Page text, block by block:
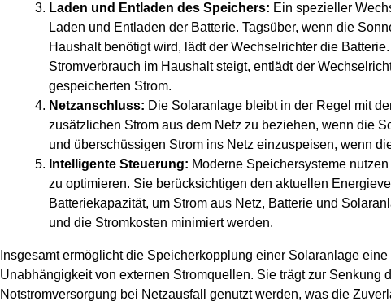
Laden und Entladen des Speichers: Ein spezieller
Laden und Entladen der Batterie. Tagsüber, wenn die
Haushalt benötigt wird, lädt der Wechselrichter die
Stromverbrauch im Haushalt steigt, entlädt der
gespeicherten Strom.
Netzanschluss: Die Solaranlage bleibt in der Regel mit
zusätzlichen Strom aus dem Netz zu beziehen, wenn die
und überschüssigen Strom ins Netz einzuspeisen, wenn
Intelligente Steuerung: Moderne Speichersysteme
zu optimieren. Sie berücksichtigen den aktuellen
Batteriekapazität, um Strom aus Netz, Batterie und
und die Stromkosten minimiert werden.
Insgesamt ermöglicht die Speicherkopplung einer Solaranlage
Unabhängigkeit von externen Stromquellen. Sie trägt zur Senkung
Notstromversorgung bei Netzausfall genutzt werden, was die